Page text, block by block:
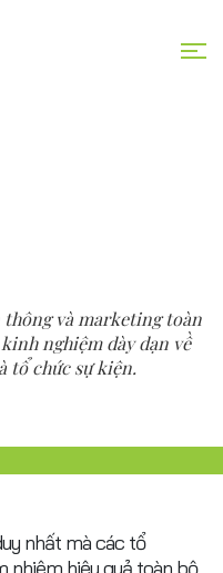
và marketing toàn
nghiệm dày dạn về
tổ chức sự kiện.
nhất mà các tổ